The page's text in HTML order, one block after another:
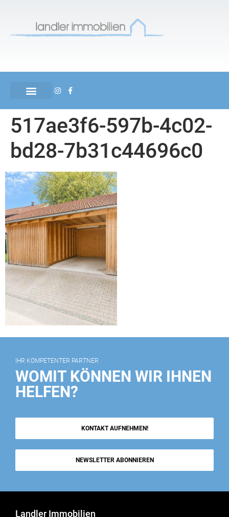
517ae3f6-597b-4c02-
bd28-7b31c44696c0
IHR KOMPETENTER PARTNER
WOMIT KÖNNEN WIR IHNEN
HELFEN?
KONTAKT AUFNEHMEN!
NEWSLETTER ABONNIEREN
Landler Immobilien